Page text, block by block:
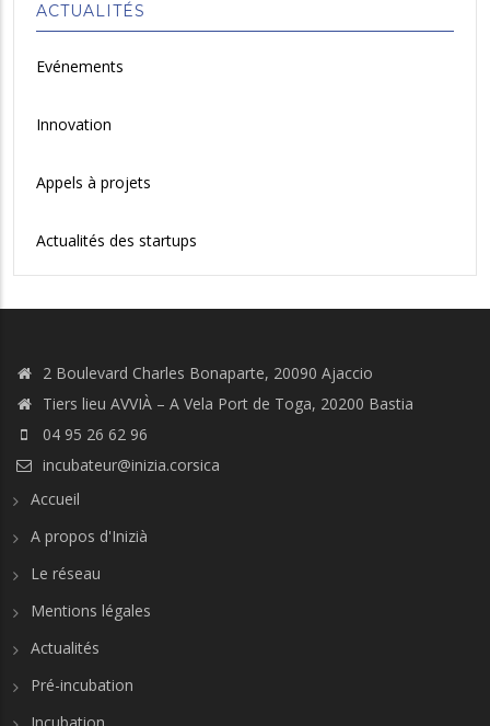
ACTUALITÉS
Evénements
Innovation
Appels à projets
Actualités des startups
2 Boulevard Charles Bonaparte, 20090 Ajaccio
Tiers lieu AVVIÀ – A Vela Port de Toga, 20200 Bastia
04 95 26 62 96
incubateur@inizia.corsica
Accueil
A propos d'Inizià
Le réseau
Mentions légales
Actualités
Pré-incubation